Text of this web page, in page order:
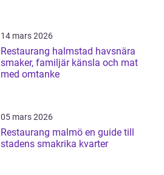
14 mars 2026
Restaurang halmstad havsnära
smaker, familjär känsla och mat
med omtanke
05 mars 2026
Restaurang malmö en guide till
stadens smakrika kvarter